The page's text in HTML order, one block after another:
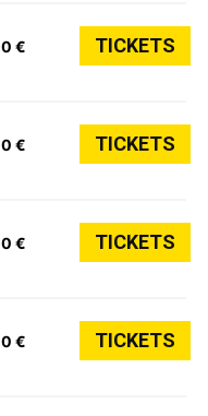
€ TICKETS
€ TICKETS
€ TICKETS
€ TICKETS